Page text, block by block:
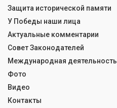
Защита исторической памяти
У Победы наши лица
Актуальные комментарии
Совет Законодателей
Международная деятельность
Фото
Видео
Контакты